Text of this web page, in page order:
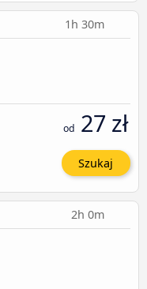
1h 30m
od 27 zł
Szukaj
2h 0m